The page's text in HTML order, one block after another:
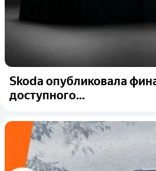
Skoda опубликовала
доступного...